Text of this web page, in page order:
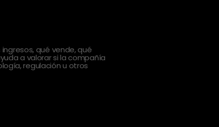
qué vende, qué
a valorar si la compañía
regulación u otros